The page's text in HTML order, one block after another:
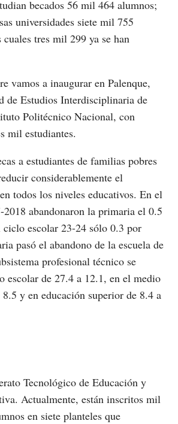
becados 56 mil 464 alumnos;
universidades siete mil 755
cuales tres mil 299 ya se han
vamos a inaugurar en Palenque,
de Estudios Interdisciplinaria de
Politécnico Nacional, con
mil estudiantes.
a estudiantes de familias pobres
considerablemente el
todos los niveles educativos. En el
abandonaron la primaria el 0.5
escolar 23-24 sólo 0.3 por
pasó el abandono de la escuela de
profesional técnico se
escolar de 27.4 a 12.1, en el medio
y en educación superior de 8.4 a
Tecnológico de Educación y
Actualmente, están inscritos mil
en siete planteles que